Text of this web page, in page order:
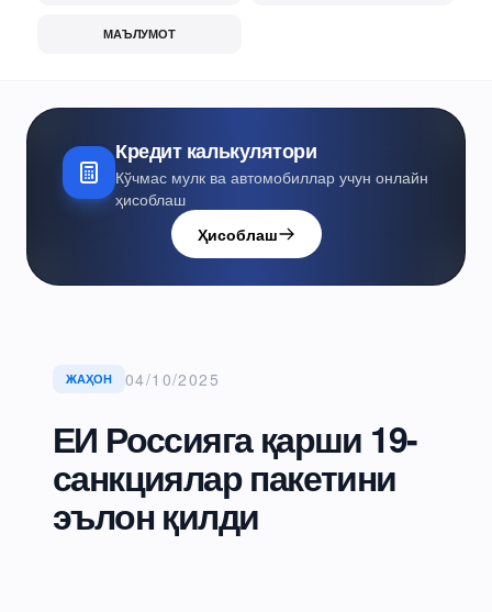
МАЪЛУМОТ
Кредит калькулятори
Кўчмас мулк ва автомобиллар учун онлайн
ҳисоблаш
Ҳисоблаш
ЖАҲОН 04/10/2025
ЕИ Россияга қарши 19-
санкциялар пакетини
эълон қилди